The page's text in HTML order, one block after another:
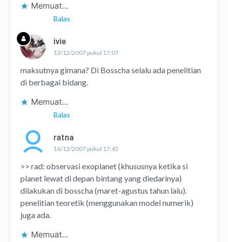
Memuat...
Balas
ivie
13/12/2007 pukul 17:07
maksutnya gimana? Di Bosscha selalu ada penelitian
di berbagai bidang.
Memuat...
Balas
ratna
16/12/2007 pukul 17:45
>> rad: observasi exoplanet (khususnya ketika si
planet lewat di depan bintang yang diedarinya)
dilakukan di bosscha (maret-agustus tahun lalu).
penelitian teoretik (menggunakan model numerik)
juga ada.
Memuat...